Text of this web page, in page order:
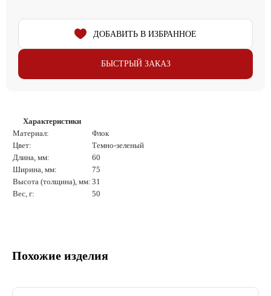
БЫСТРЫЙ ЗАКАЗ
ДОБАВИТЬ В ИЗБРАННОЕ
Характеристики
Материал:
Флок
Цвет:
Темно-зеленый
Длина, мм:
60
Ширина, мм:
75
Высота (толщина), мм: 31
Вес, г:
50
Похожие изделия